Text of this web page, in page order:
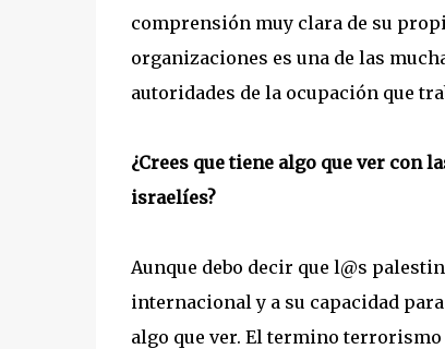
comprensión muy clara de su
organizaciones es una de las
autoridades de la ocupación que
¿Crees que tiene algo que ver con
israelíes?
Aunque debo decir que l@s
internacional y a su capacidad
algo que ver. El termino